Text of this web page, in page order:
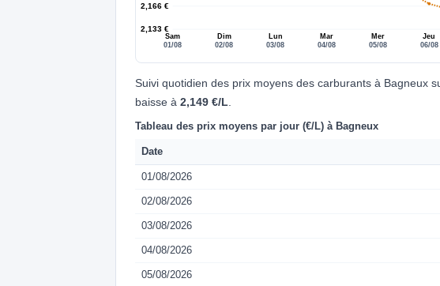
2,133 €
2,166 €
Sam
01/08
Dim
02/08
Lun
03/08
Mar
04/08
Mer
05/08
Jeu
06/08
Suivi quotidien des prix moyens des carburants à Bagneux
baisse à 2,149 €/L
Tableau des prix moyens par jour (€/L) à Bagneux
Date
01/08/2026
02/08/2026
03/08/2026
04/08/2026
05/08/2026